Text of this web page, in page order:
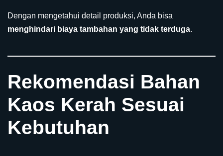
Dengan mengetahui detail produksi, Anda bisa
menghindari biaya tambahan yang tidak terduga.
Rekomendasi Bahan
Kaos Kerah Sesuai
Kebutuhan